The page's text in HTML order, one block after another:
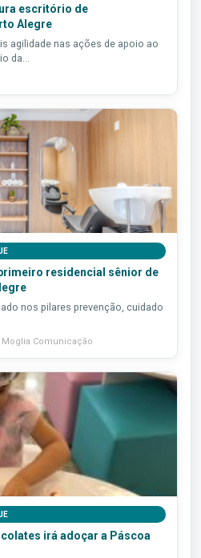
escritório de
Alegre
agilidade nas ações de apoio ao
da...
residencial sênior de
nos pilares prevenção, cuidado
Moglia Comunicação
irá adoçar a Páscoa